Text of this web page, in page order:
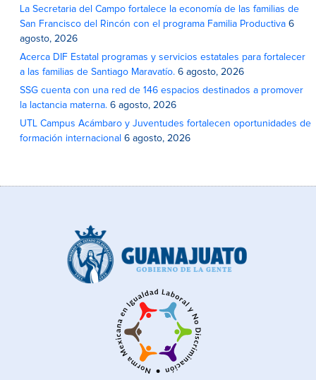
La Secretaria del Campo fortalece la economía de las familias de
San Francisco del Rincón con el programa Familia Productiva 6
agosto, 2026
Acerca DIF Estatal programas y servicios estatales para fortalecer
a las familias de Santiago Maravatío. 6 agosto, 2026
SSG cuenta con una red de 146 espacios destinados a promover
la lactancia materna. 6 agosto, 2026
UTL Campus Acámbaro y Juventudes fortalecen oportunidades de
formación internacional 6 agosto, 2026